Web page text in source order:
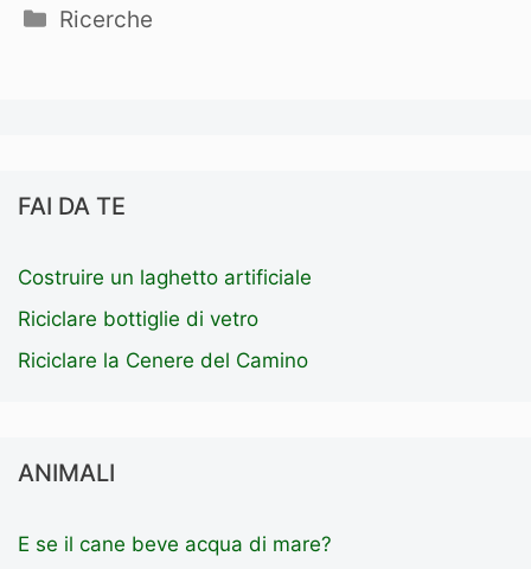
Categorie
Ricerche
FAI DA TE
Costruire un laghetto artificiale
Riciclare bottiglie di vetro
Riciclare la Cenere del Camino
ANIMALI
E se il cane beve acqua di mare?